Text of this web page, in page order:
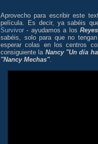
Aprovecho para escribir este
película. Es decir, ya sabéis
Survivor - ayudamos a los
sabéis, solo para que no
esperar colas en los centros
consiguiente la Nancy "Un día
"Nancy Mechas".